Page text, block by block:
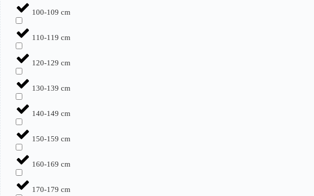
100-109 cm
110-119 cm
120-129 cm
130-139 cm
140-149 cm
150-159 cm
160-169 cm
170-179 cm